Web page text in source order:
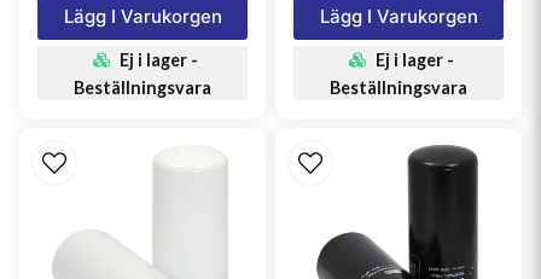
Lägg I Varukorgen
Ej i lager -
Beställningsvara
Lägg I Varukorgen
Ej i lager -
Beställningsvara